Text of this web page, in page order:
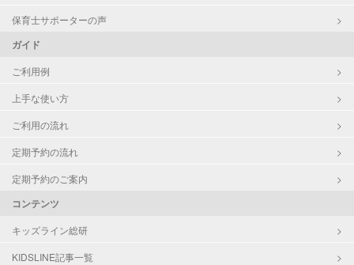
保育士サポーターの声
ガイド
ご利用例
上手な使い方
ご利用の流れ
定期予約の流れ
定期予約のご案内
コンテンツ
キッズライン総研
KIDSLINE記事一覧